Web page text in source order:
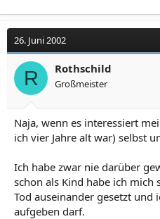
26. Juni 2002
R Rothschild
Großmeister
Naja, wenn es interessiert
ich vier Jahre alt war) selbst
Ich habe zwar nie darüber
schon als Kind habe ich
Tod auseinander gesetzt und
aufgeben darf.